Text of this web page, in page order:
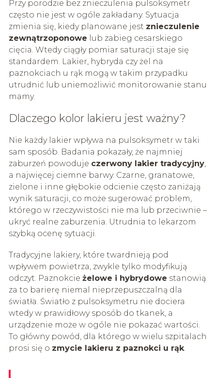
Przy porodzie bez znieczulenia pulsoksymetr
często nie jest w ogóle zakładany. Sytuacja
zmienia się, kiedy planowane jest znieczulenie
zewnątrzoponowe lub zabieg cesarskiego
cięcia. Wtedy ciągły pomiar saturacji staje się
standardem. Lakier, hybryda czy żel na
paznokciach u rąk mogą w takim przypadku
utrudnić lub uniemożliwić monitorowanie stanu
mamy.
Dlaczego kolor lakieru jest ważny?
Nie każdy lakier wpływa na pulsoksymetr w taki
sam sposób. Badania pokazały, że najmniej
zaburzeń powoduje czerwony lakier tradycyjny,
a najwięcej ciemne barwy. Czarne, granatowe,
zielone i inne głębokie odcienie często zaniżają
wynik saturacji, co może sugerować problem,
którego w rzeczywistości nie ma lub przeciwnie –
ukryć realne zaburzenia. Utrudnia to lekarzom
szybką ocenę sytuacji.
Tradycyjne lakiery, które twardnieją pod
wpływem powietrza, zwykle tylko modyfikują
odczyt. Paznokcie żelowe i hybrydowe stanowią
za to barierę niemal nieprzepuszczalną dla
światła. Światło z pulsoksymetru nie dociera
wtedy w prawidłowy sposób do tkanek, a
urządzenie może w ogóle nie pokazać wartości.
To główny powód, dla którego w wielu szpitalach
prosi się o zmycie lakieru z paznokci u rąk.